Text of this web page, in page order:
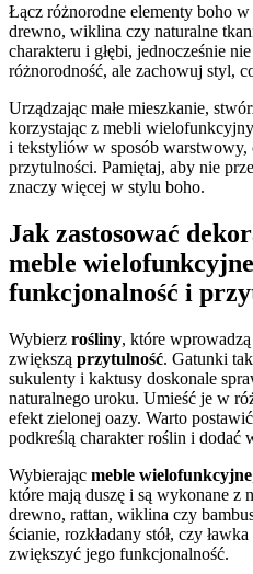
Łącz różnorodne elementy boho w
drewno, wiklina czy naturalne
charakteru i głębi, jednocześnie
różnorodność, ale zachowuj styl,
Urządzając małe mieszkanie,
korzystając z mebli
i tekstyliów w sposób warstwowy,
przytulności. Pamiętaj, aby nie
znaczy więcej w stylu boho.
Jak zastosować
meble
funkcjonalność i
Wybierz rośliny, które
zwiększą przytulność. Gatunki
sukulenty i kaktusy doskonale
naturalnego uroku. Umieść je w
efekt zielonej oazy. Warto
podkreślą charakter roślin i dodać
Wybierając meble wielofunkcyjne
które mają duszę i są wykonane z
drewno, rattan, wiklina czy
ścianie, rozkładany stół, czy
zwiększyć jego funkcjonalność.